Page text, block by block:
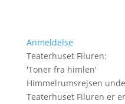
Anmeldelse
Teaterhuset Filuren:
'Toner fra himlen'
Himmelrumsrejsen
Teaterhuset Filuren er